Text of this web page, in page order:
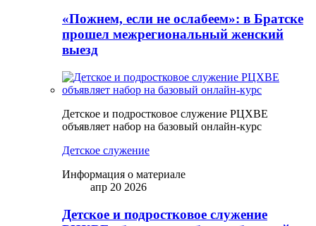
«Пожнем, если не ослабеем»: в Братске
прошел межрегиональный женский
выезд
Детское и подростковое служение РЦХВЕ
объявляет набор на базовый онлайн-курс
Детское служение
Информация о материале
апр 20 2026
Детское и подростковое служение